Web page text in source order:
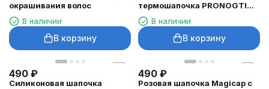
окрашивания волос
В наличии
В корзину
термошапочка PRONOGTI
для ухода за волосами
В наличии
В корзину
490 ₽
Силиконовая шапочка
490 ₽
Розовая шапочка Magicap с